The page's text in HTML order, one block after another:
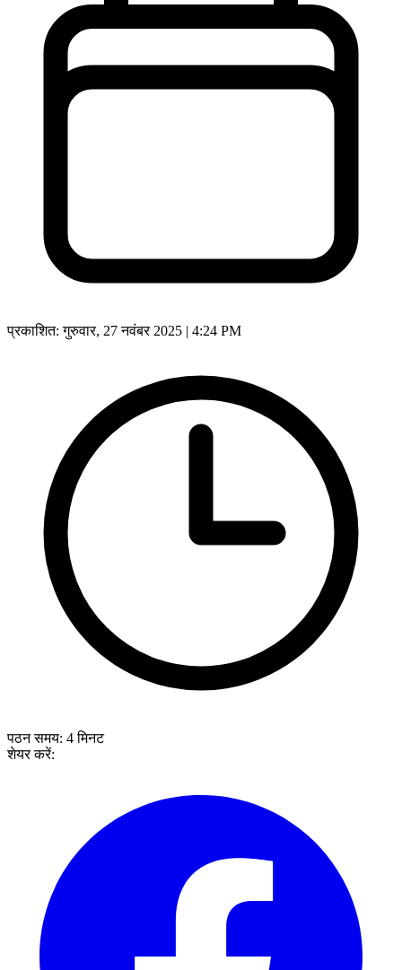
प्रकाशित:गुरुवार, 27 नवंबर 2025 | 4:24 PM
पठन समय: 4मिनट
शेयर करें: